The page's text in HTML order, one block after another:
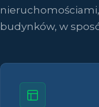
budynków, w